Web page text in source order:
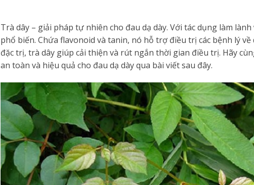
Trà dây – giải pháp tự nhiên cho đau dạ dày. Với tác dụng làm
phổ biến. Chứa flavonoid và tanin, nó hỗ trợ điều trị các bệnh lý
đặc trị, trà dây giúp cải thiện và rút ngắn thời gian điều trị. Hãy
an toàn và hiệu quả cho đau dạ dày qua bài viết sau đây.